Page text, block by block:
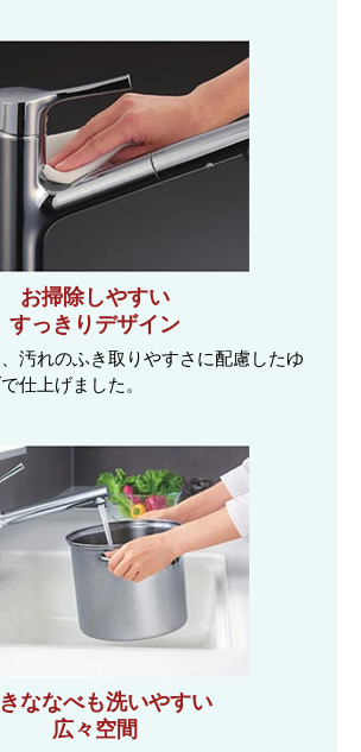
お掃除しやすい
すっきりデザイン
汚れのふき取りやすさに配慮したゆ
仕上げました。
ななべも洗いやすい
広々空間